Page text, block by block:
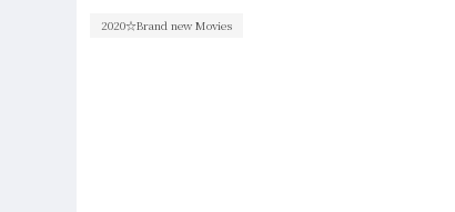
2020☆Brand new Movies